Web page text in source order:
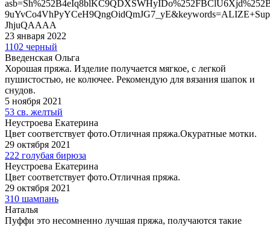
JhjuQAAAA
23 января 2022
1102 черный
Введенская Ольга
Хорошая пряжа. Изделие получается мягкое, с легкой
пушистостью, не колючее. Рекомендую для вязания шапок и
снудов.
5 ноября 2021
53 св. желтый
Неустроева Екатерина
Цвет соответствует фото.Отличная пряжа.Окуратные мотки.
29 октября 2021
222 голубая бирюза
Неустроева Екатерина
Цвет соответствует фото.Отличная пряжа.
29 октября 2021
310 шампань
Наталья
Пуффи это несомненно лучшая пряжа, получаются такие